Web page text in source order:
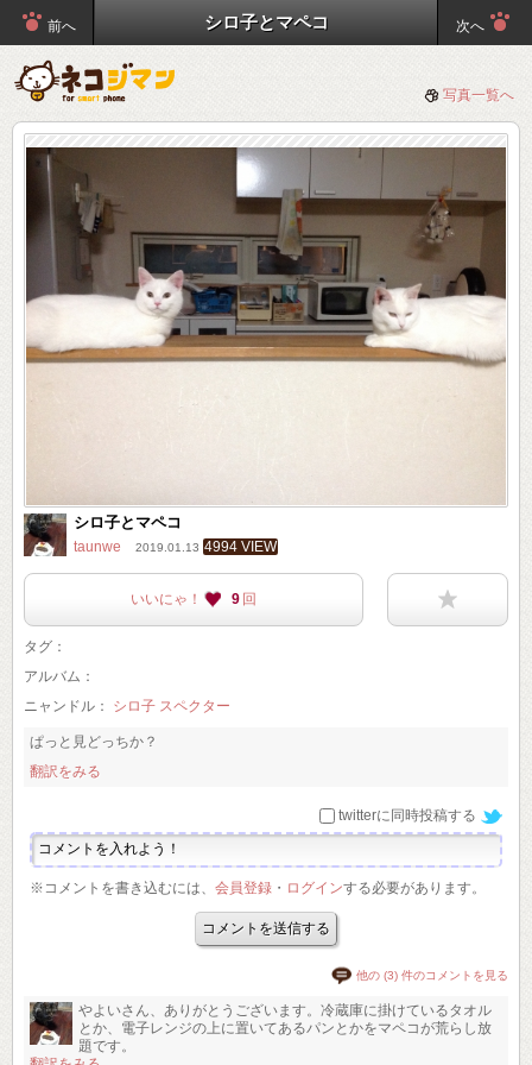
前へ シロ子とマペコ 次へ
写真一覧へ
シロ子とマペコ
taunwe 2019.01.13 4994 VIEW
いいにゃ！ 9 回
タグ：
アルバム：
ニャンドル：
シロ子 スペクター
ぱっと見どっちか？
翻訳をみる
twitterに同時投稿する
※コメントを書き込むには、 会員登録 ・ ログインする必要があります。
他の (3) 件のコメントを見る
やよいさん、ありがとうございます。冷蔵庫に掛けているタオル
とか、電子レンジの上に置いてあるパンとかをマペコが荒らし放
題です。